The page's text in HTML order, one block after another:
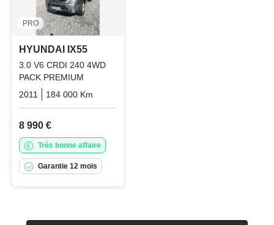
PRO
HYUNDAI IX55
3.0 V6 CRDI 240 4WD
PACK PREMIUM
2011
184 000 Km
8 990 €
Très bonne affaire
Garantie 12 mois